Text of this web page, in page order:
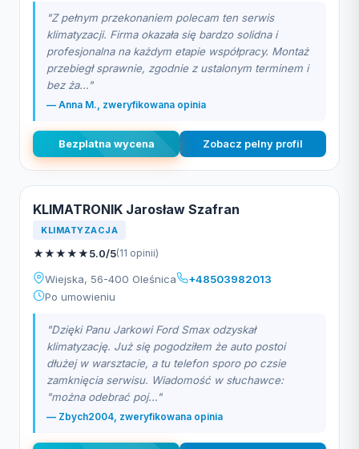
"Z pełnym przekonaniem polecam ten serwis
klimatyzacji. Firma okazała się bardzo solidna i
profesjonalna na każdym etapie współpracy. Montaż
przebiegł sprawnie, zgodnie z ustalonym terminem i
bez ża..."
— Anna M., zweryfikowana opinia
Bezplatna wycena Zobacz pelny profil
KLIMATRONIK Jarosław Szafran
KLIMATYZACJA
★★★★★5.0/5(11 opinii)
Wiejska, 56-400 Oleśnica
+48503982013
Po umowieniu
"Dzięki Panu Jarkowi Ford Smax odzyskał
klimatyzację. Już się pogodziłem że auto postoi
dłużej w warsztacie, a tu telefon sporo po czsie
zamknięcia serwisu. Wiadomość w słuchawce:
"można odebrać poj..."
— Zbych2004, zweryfikowana opinia